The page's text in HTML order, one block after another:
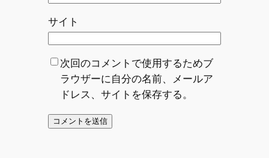
サイト
次回のコメントで使用するためブ
ラウザーに自分の名前、メールア
ドレス、サイトを保存する。